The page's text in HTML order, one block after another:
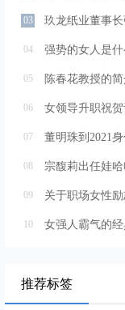
03 玖龙纸业董事
04 强势的女人是
05 陈春花教授的
06 女领导升职祝
07 董明珠到2021
08 宗馥莉出任娃
09 关于职场女性
10
推荐标签